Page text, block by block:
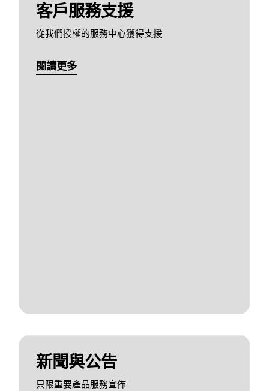
客戶服務支援
從我們授權的服務中心獲得支援
閱讀更多
新聞與公告
只限重要產品服務宣佈